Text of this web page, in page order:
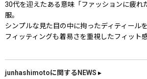
30代を迎えたある意味「ファッションに疲れ
服。
シンプルな見た目の中に拘ったディティールを
フィッティングも着易さを重視したフィット感
junhashimotoに関するNEWS ▸